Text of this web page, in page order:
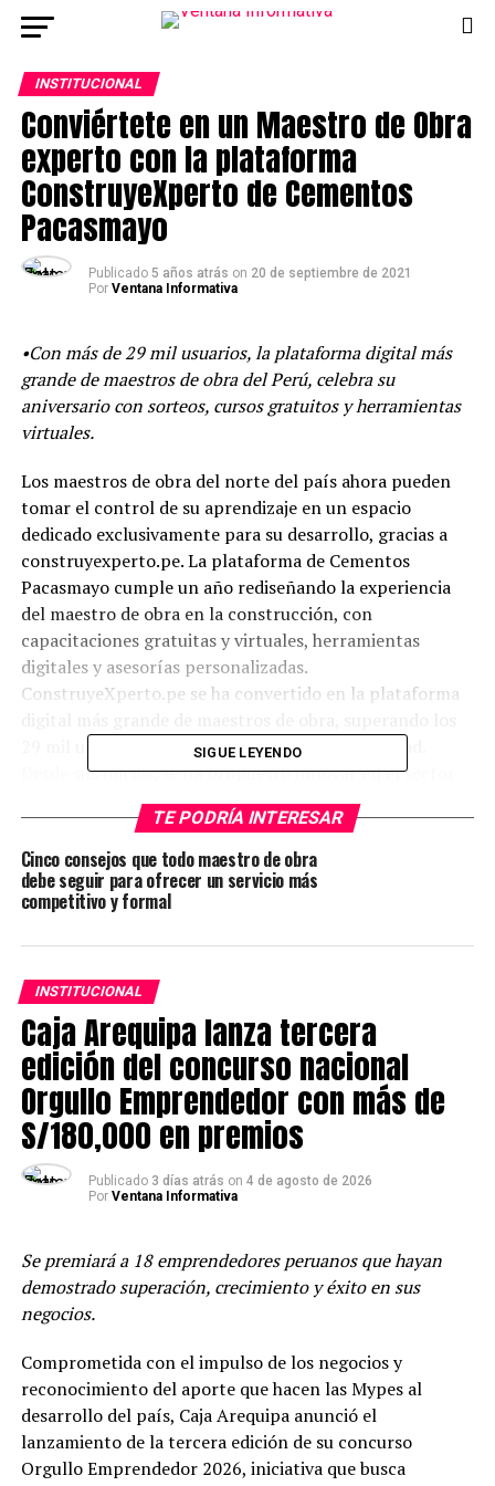
INSTITUCIONAL
Conviértete en un Maestro de Obra
experto con la plataforma
ConstruyeXperto de Cementos
Pacasmayo
Publicado 5 años atrás on 20 de septiembre de 2021
Por Ventana Informativa
•Con más de 29 mil usuarios, la plataforma digital más
grande de maestros de obra del Perú, celebra su
aniversario con sorteos, cursos gratuitos y herramientas
virtuales.
Los maestros de obra del norte del país ahora pueden
tomar el control de su aprendizaje en un espacio
dedicado exclusivamente para su desarrollo, gracias a
construyexperto.pe. La plataforma de Cementos
Pacasmayo cumple un año rediseñando la experiencia
del maestro de obra en la construcción, con
capacitaciones gratuitas y virtuales, herramientas
digitales y asesorías personalizadas.
ConstruyeXperto.pe se ha convertido en la plataforma
29 mil usuarios que forman parte de la comunidad.
Desde sus inicios, se ha propuesto innovar en el sector
para potenciar el crecimiento de los trabajadores de la
construcción. Actualmente, cuenta con más de 40
cursos gratuitos y disponibles las 24 horas. Así, los
maestros de obra pueden certificarse a su ritmo, con
especialistas de Pacasmayo, Hábitat for Humanity y
temas, siendo los cursos que más destacan:
Presupuestos eficientes, Supervisión de Obra y Calidad,
Lectura de Planos y Criterios de Diseño para una
Vivienda.
“Estamos de aniversario y queremos celebrarlo a lo
grande con todos los maestros de obra. Este mes,
además de las nuevas capacitaciones gratuitas dictadas
por TECSUP, estaremos realizando sorteos y actividades
con invitados especiales en las clases y charlas en vivo.
profesionalización del maestro de obra en el norte del
país y estamos seguros que con ConstruyeXperto
impulsarán su crecimiento profesional”, destacó Omar
Vinatea, gerente de Marketing Masivo de Pacasmayo.
Durante esta semana, los nuevos maestros de obra que
se unan a la comunidad y se registren en la plataforma,
entrarán al sorteo por una TV de 43”. Además, podrán
certificarse en los nuevos cursos: Control de Calidad del
Concreto dictado por TECSUP y la Semana Experta en
SIGUE LEYENDO
TE PODRÍA INTERESAR
Cinco consejos que todo maestro de obra
debe seguir para ofrecer un servicio más
competitivo y formal
INSTITUCIONAL
Caja Arequipa lanza tercera
edición del concurso nacional
Orgullo Emprendedor con más de
S/180,000 en premios
Publicado 3 días atrás on 4 de agosto de 2026
Por Ventana Informativa
Se premiará a 18 emprendedores peruanos que hayan
demostrado superación, crecimiento y éxito en sus
negocios.
Comprometida con el impulso de los negocios y
reconocimiento del aporte que hacen las Mypes al
desarrollo del país, Caja Arequipa anunció el
lanzamiento de la tercera edición de su concurso
Orgullo Emprendedor 2026, iniciativa que busca